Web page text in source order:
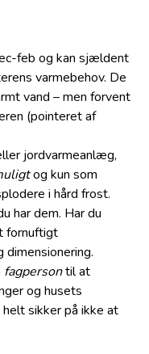
feb og kan sjældent
varmebehov. De
vand – men forvent
(pointeret af
jordvarmeanlæg,
og kun som
i hård frost.
har dem. Har du
fornuftigt
fagpersontil at
og husets
sikker på ikke at